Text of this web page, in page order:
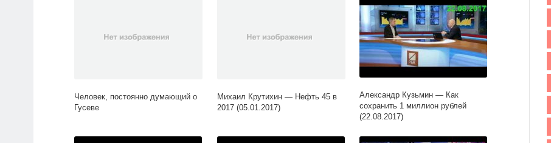
Человек, постоянно думающий о
Гусеве
Михаил Крутихин — Нефть 45 в
2017 (05.01.2017)
Александр Кузьмин — Как
сохранить 1 миллион рублей
(22.08.2017)